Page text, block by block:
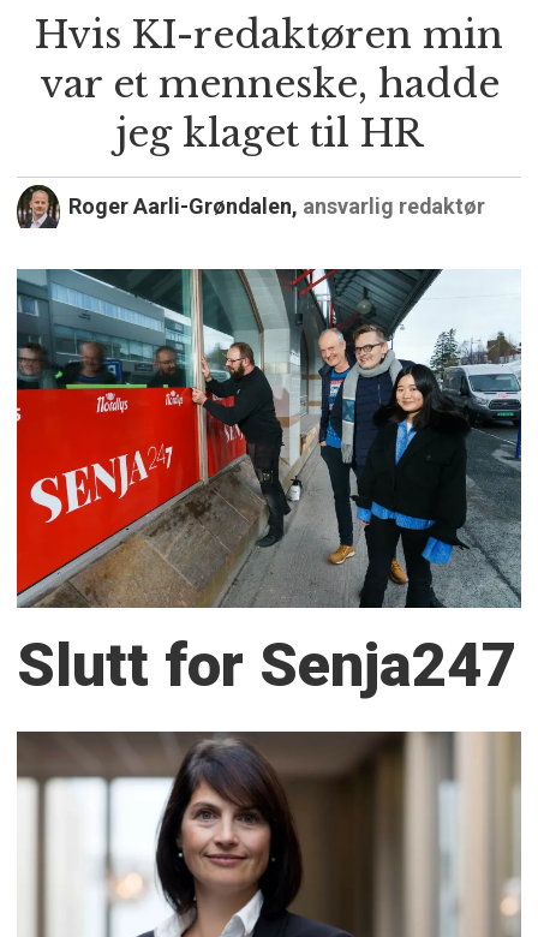
Hvis KI-redaktøren min
var et menneske, hadde
jeg klaget til HR
Roger Aarli-Grøndalen, ansvarlig redaktør
Slutt for Senja247